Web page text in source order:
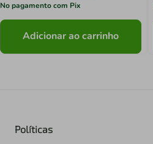
No pagamento com Pix
Adicionar ao carrinho
Políticas